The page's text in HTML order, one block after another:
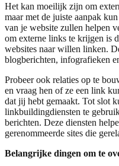
Het kan moeilijk zijn om
maar met de juiste aanpak
van je website zullen helpen
om externe links te krijgen is
websites naar willen linken.
blogberichten, infografieken
Probeer ook relaties op te
en vraag hen of ze een link
dat jij hebt gemaakt. Tot slot
linkbuildingdiensten te
berichten. Deze diensten
gerenommeerde sites die
Belangrijke dingen om te